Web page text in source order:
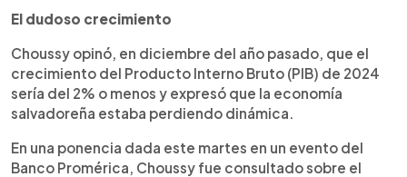
El dudoso crecimiento
Choussy opinó, en diciembre del año pasado, que el
crecimiento del Producto Interno Bruto (PIB) de 2024
sería del 2% o menos y expresó que la economía
salvadoreña estaba perdiendo dinámica.
En una ponencia dada este martes en un evento del
Banco Promérica, Choussy fue consultado sobre el